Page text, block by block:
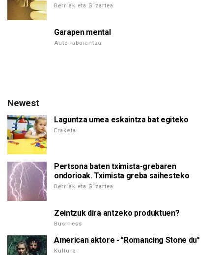
Berriak eta Gizartea
Garapen mental
Auto-laborantza
Newest
Laguntza umea eskaintza bat egiteko
Eraketa
Pertsona baten tximista-grebaren
ondorioak. Tximista greba saihesteko
Berriak eta Gizartea
Zeintzuk dira antzeko produktuen?
Business
American aktore - "Romancing Stone du"
Kultura